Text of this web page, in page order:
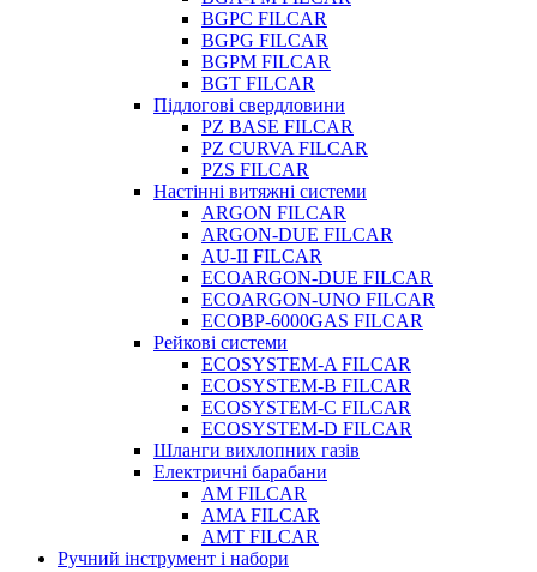
BGPC FILCAR
BGPG FILCAR
BGPM FILCAR
BGT FILCAR
Підлогові свердловини
PZ BASE FILCAR
PZ CURVA FILCAR
PZS FILCAR
Настінні витяжні системи
ARGON FILCAR
ARGON-DUE FILCAR
AU-II FILCAR
ECOARGON-DUE FILCAR
ECOARGON-UNO FILCAR
ECOBP-6000GAS FILCAR
Рейкові системи
ECOSYSTEM-A FILCAR
ECOSYSTEM-B FILCAR
ECOSYSTEM-C FILCAR
ECOSYSTEM-D FILCAR
Шланги вихлопних газів
Електричні барабани
AM FILCAR
AMA FILCAR
AMT FILCAR
Ручний інструмент і набори